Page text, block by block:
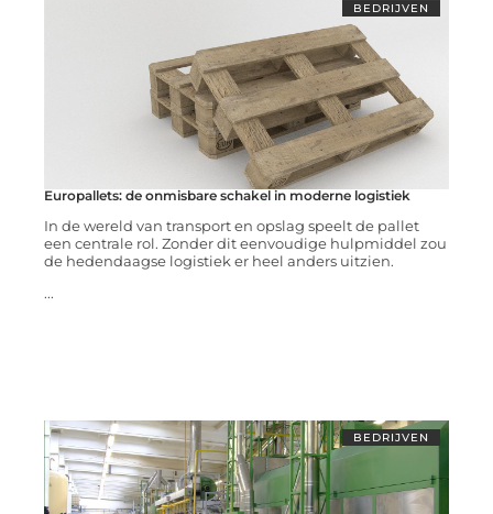
BEDRIJVEN
Europallets: de onmisbare schakel in moderne logistiek
In de wereld van transport en opslag speelt de pallet
een centrale rol. Zonder dit eenvoudige hulpmiddel zou
de hedendaagse logistiek er heel anders uitzien.
...
BEDRIJVEN